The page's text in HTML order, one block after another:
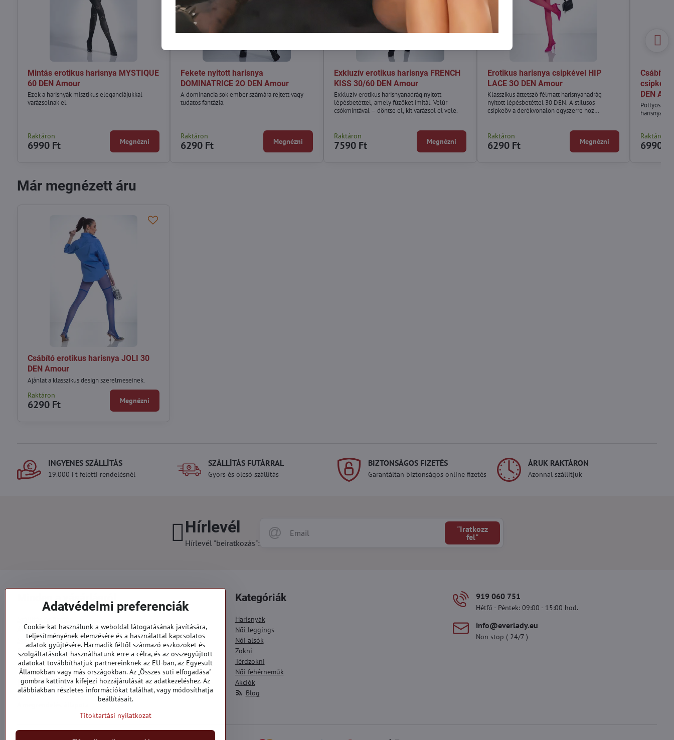
Mintás erotikus harisnya MYSTIQUE
60 DEN Amour
Ezek a harisnyák misztikus eleganciájukkal
varázsolnak el.
Raktáron
6990 Ft Megnézni
Fekete nyitott harisnya
DOMINATRICE 2O DEN Amour
A dominancia sok ember számára rejtett vagy
tudatos fantázia.
Raktáron
6290 Ft Megnézni
Exkluzív erotikus harisnya FRENCH
KISS 30/60 DEN Amour
Exkluzív erotikus harisnyanadrág nyitott
lépésbetéttel, amely fűzőket imitál. Velúr
csókmintával – döntse el, kit varázsol el vele.
Raktáron
7590 Ft Megnézni
Erotikus harisnya csipkével HIP
LACE 3O DEN Amour
Klasszikus áttetsző félmatt harisnyanadrág
nyitott lépésbetéttel 30 DEN. A stílusos
csipkeöv a derékvonalon egyszerre hoz
Raktáron
6290 Ft Megnézni
Csábító
DEN
Pöttyös
Raktáron
6990 Ft
Már megnézett áru
Csábító erotikus harisnya JOLI 30
DEN Amour
Ajánlat a klasszikus design szerelmeseinek.
Raktáron
6290 Ft Megnézni
INGYENES SZÁLLÍTÁS
19.000 Ft feletti rendelésnél
SZÁLLÍTÁS FUTÁRRAL
Gyors és olcsó szállítás
BIZTONSÁGOS FIZETÉS
Garantáltan biztonságos online fizetés
ÁRUK RAKTÁRON
Azonnal szállítjuk
Hírlevél
Hírlevél "beiratkozás":
"Iratkozz
fel"
Általános szerződési feltételek
Személyes adatok védelme
Reklamációs űrlap
Kapcsolatt
Megrendelések
Kategóriák
Harisnyák
Női leggings
Női alsók
Zokni
Térdzokni
Női fehérneműk
Akciók
Blog
919 060 751
Hétfő - Péntek: 09:00 - 15:00 hod.
info​@everlady​.eu
Non stop ( 24/7 )
Adatvédelmi preferenciák
Cookie-kat használunk a weboldal látogatásának javítására,
teljesítményének elemzésére és a használattal kapcsolatos
adatok gyűjtésére. Harmadik féltől származó eszközöket és
szolgáltatásokat használhatunk erre a célra, és az összegyűjtött
adatokat továbbíthatjuk partnereinknek az EU-ban, az Egyesült
Államokban vagy más országokban. Az „Összes süti elfogadása"
gombra kattintva kifejezi hozzájárulását az adatkezeléshez. Az
alábbiakban részletes információkat találhat, vagy módosíthatja
beállításait.
Titoktartási nyilatkozat